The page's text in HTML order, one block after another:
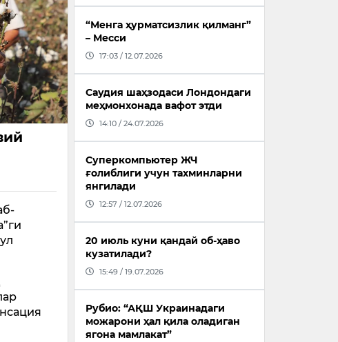
“Менга ҳурматсизлик қилманг”
– Месси
17:03 / 12.07.2026
Саудия шаҳзодаси Лондондаги
меҳмонхонада вафот этди
14:10 / 24.07.2026
Суперкомпьютер ЖЧ
ғолиблиги учун тахминларни
янгилади
12:57 / 12.07.2026
20 июль куни қандай об-ҳаво
кузатилади?
15:49 / 19.07.2026
Рубио: “АҚШ Украинадаги
можарони ҳал қила оладиган
ягона мамлакат”